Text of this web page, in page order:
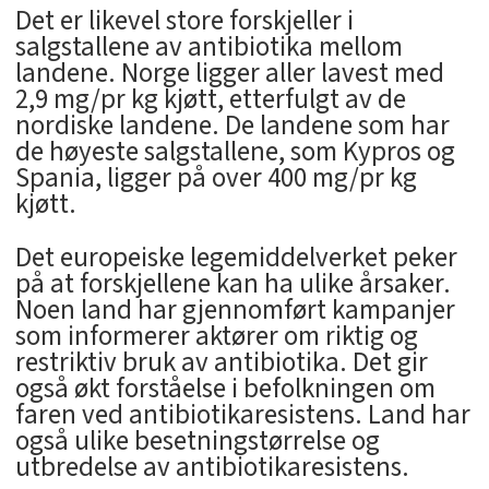
Det er likevel store forskjeller i
salgstallene av antibiotika mellom
landene. Norge ligger aller lavest med
2,9 mg/pr kg kjøtt, etterfulgt av de
nordiske landene. De landene som har
de høyeste salgstallene, som Kypros og
Spania, ligger på over 400 mg/pr kg
kjøtt.
Det europeiske legemiddelverket peker
på at forskjellene kan ha ulike årsaker.
Noen land har gjennomført kampanjer
som informerer aktører om riktig og
restriktiv bruk av antibiotika. Det gir
også økt forståelse i befolkningen om
faren ved antibiotikaresistens. Land har
også ulike besetningstørrelse og
utbredelse av antibiotikaresistens.